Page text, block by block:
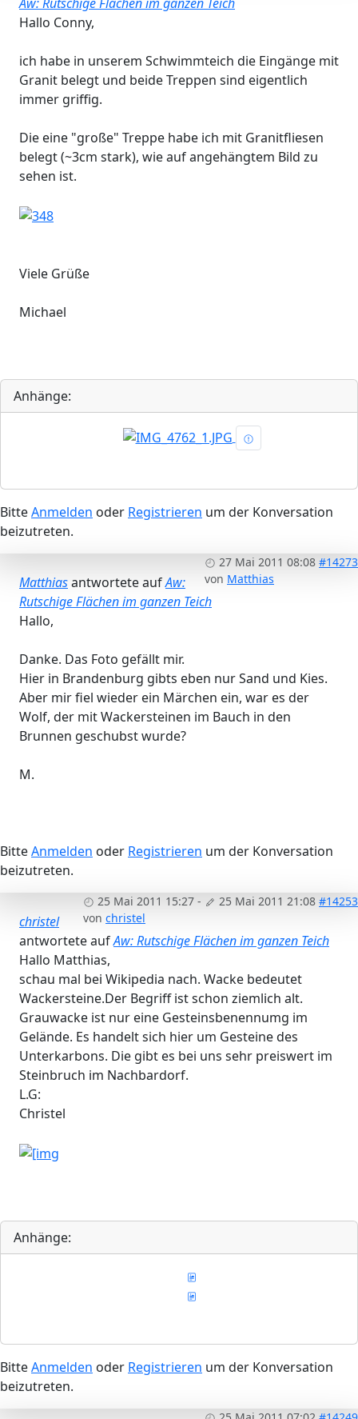
Hallo Conny,
ich habe in unserem Schwimmteich die Eingänge mit
Granit belegt und beide Treppen sind eigentlich
immer griffig.
Die eine "große" Treppe habe ich mit Granitfliesen
belegt (~3cm stark), wie auf angehängtem Bild zu
sehen ist.
Viele Grüße
Michael
Anhänge:
BitteAnmelden oder Registrieren um der Konversation
beizutreten.
27 Mai 2011 08:08 #14273
von Matthias
Matthiasantwortete aufAw:
Rutschige Flächen im ganzen Teich
Hallo,
Danke. Das Foto gefällt mir.
Hier in Brandenburg gibts eben nur Sand und Kies.
Aber mir fiel wieder ein Märchen ein, war es der
Wolf, der mit Wackersteinen im Bauch in den
Brunnen geschubst wurde?
M.
BitteAnmelden oder Registrieren um der Konversation
beizutreten.
25 Mai 2011 15:27 - 25 Mai 2011 21:08 #14253
von christel
christel
antwortete aufAw: Rutschige Flächen im ganzen Teich
Hallo Matthias,
schau mal bei Wikipedia nach. Wacke bedeutet
Wackersteine.Der Begriff ist schon ziemlich alt.
Grauwacke ist nur eine Gesteinsbenennumg im
Gelände. Es handelt sich hier um Gesteine des
Unterkarbons. Die gibt es bei uns sehr preiswert im
Steinbruch im Nachbardorf.
L.G:
Christel
Anhänge:
BitteAnmelden oder Registrieren um der Konversation
beizutreten.